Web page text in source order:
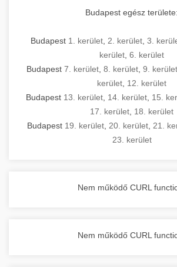
Budapest egész területe:
Budapest 1. kerület 2. kerület 3.
kerület 6. kerület
Budapest 7. kerület, 8. kerület, 9. kerület
kerület 12. kerület
Budapest 13. kerület 14. kerület 15.
17. kerület 18. kerület
Budapest 19. kerület 20. kerület 21.
23. kerület
Nem működő CURL
Nem működő CURL